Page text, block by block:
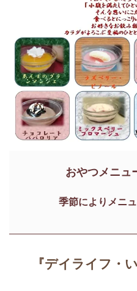
おやつメニュ
季節によりメニ
『デイライフ・